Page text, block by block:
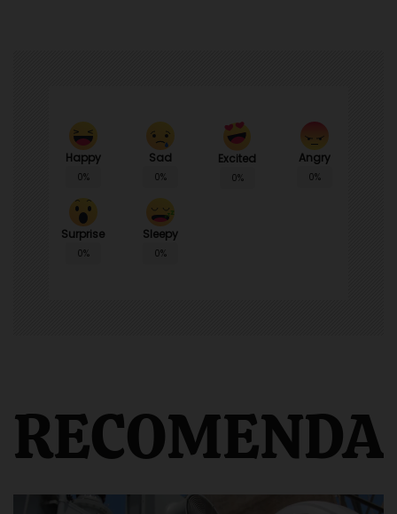
Happy
0%
Sad
0%
Excited
0%
Angry
0%
Surprise
0%
Sleepy
0%